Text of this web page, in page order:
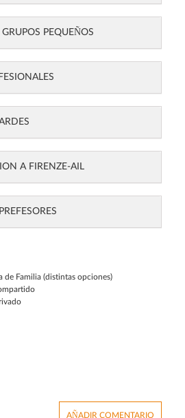
PEQUEÑOS
A FIRENZE-AIL
de Familia (distintas opciones)
AÑADIR COMENTARIO